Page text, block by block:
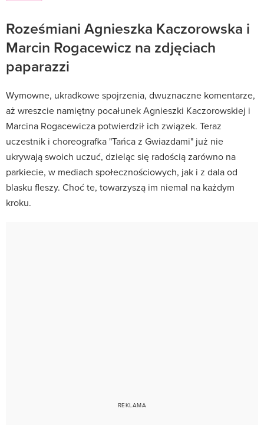
Roześmiani Agnieszka Kaczorowska i
Marcin Rogacewicz na zdjęciach
paparazzi
Wymowne, ukradkowe spojrzenia, dwuznaczne komentarze,
aż wreszcie namiętny pocałunek Agnieszki Kaczorowskiej i
Marcina Rogacewicza potwierdził ich związek. Teraz
uczestnik i choreografka "Tańca z Gwiazdami" już nie
ukrywają swoich uczuć, dzieląc się radością zarówno na
parkiecie, w mediach społecznościowych, jak i z dala od
blasku fleszy. Choć te, towarzyszą im niemal na każdym
kroku.